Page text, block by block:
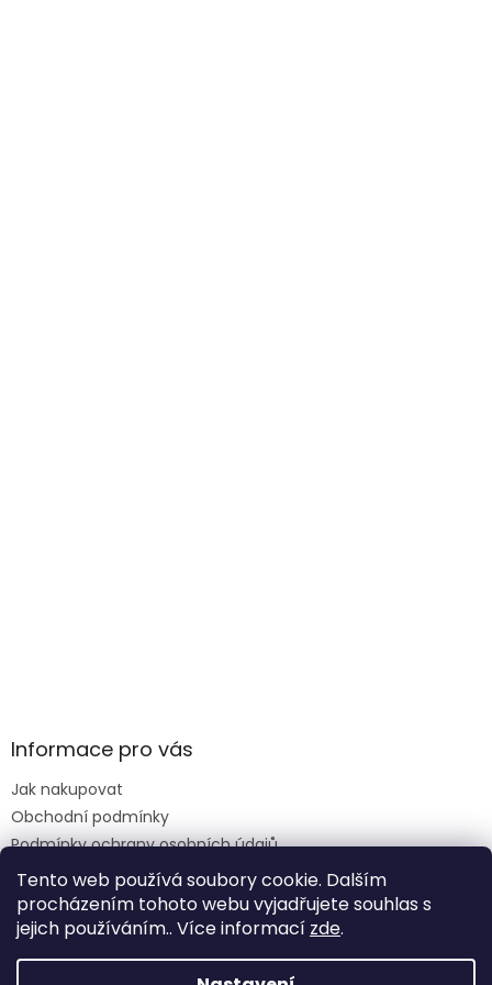
Tento web používá soubory cookie. Dalším
procházením tohoto webu vyjadřujete souhlas s
jejich používáním.. Více informací zde.
Informace pro vás
Jak nakupovat
Obchodní podmínky
Podmínky ochrany osobních údajů
Reklamace formulář